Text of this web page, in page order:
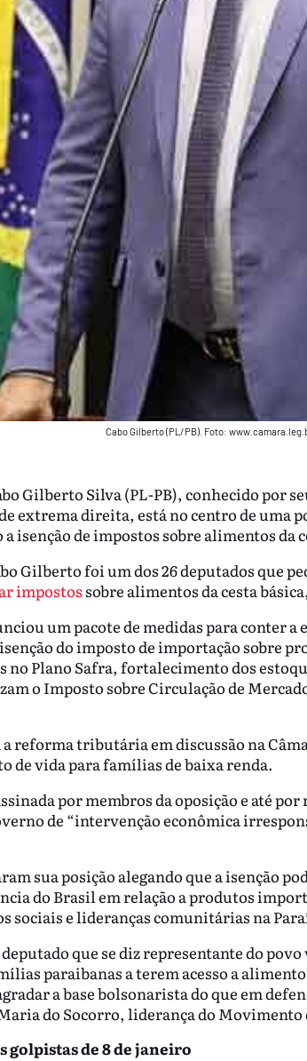
Cabo Gilberto (PL/PB). Foto:
Gilberto Silva (PL-PB), conhecido por
extrema direita, está no centro de uma
isenção de impostos sobre alimentos da
Gilberto foi um dos 26 deputados que
impostos sobre alimentos da cesta
um pacote de medidas para conter a
isenção do imposto de importação sobre
no Plano Safra, fortalecimento dos
o Imposto sobre Circulação de
reforma tributária em discussão na
de vida para famílias de baixa renda.
por membros da oposição e até
de “intervenção econômica
sua posição alegando que a isenção
do Brasil em relação a produtos
sociais e lideranças comunitárias na
que se diz representante do
paraibanas a terem acesso a
a base bolsonarista do que em
do Socorro, liderança do Movimento
golpistas de 8 de janeiro